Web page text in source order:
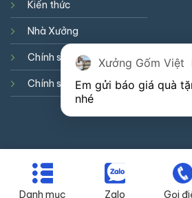
Danh mục Zalo Gọi
Kiến thức
Nhà Xưởng
Chính sách hợp tác
Chính sách cookie
GIỚI THIỆU DỊCH VỤ KIẾN THỨC
Xưởng Gốm Việt
Em gửi báo giá quà
nhé